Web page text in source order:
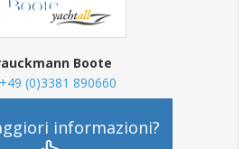
Boote
+49 (0)3381 890660
informazioni?